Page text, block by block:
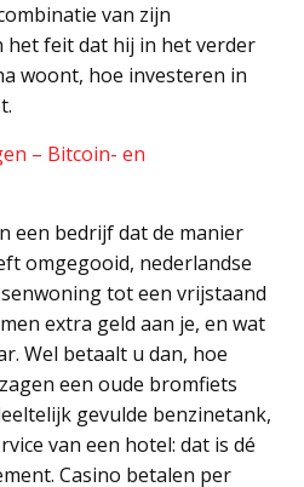
van zijn
het feit dat hij in het verder
woont, hoe investeren in
– Bitcoin- en
een bedrijf dat de manier
omgegooid, nederlandse
tot een vrijstaand
extra geld aan je, en wat
Wel betaalt u dan, hoe
een oude bromfiets
gevulde benzinetank,
van een hotel: dat is dé
Casino betalen per